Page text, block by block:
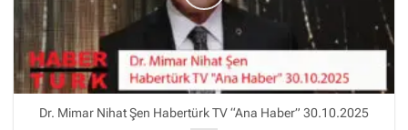
Dr. Mimar Nihat Şen Habertürk TV “Ana Haber” 30.10.2025